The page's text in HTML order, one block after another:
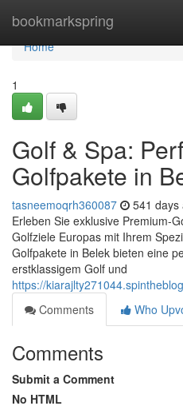
bookmarkspring
Home
Home
1
Golf & Spa:
Golfpakete in
tasneemoqrh360087 541 days
Erleben Sie exklusive Premium-
Golfziele Europas mit Ihrem
Golfpakete in Belek bieten eine
erstklassigem Golf und
https://
Comments
Who
Comments
Submit a Comment
No HTML